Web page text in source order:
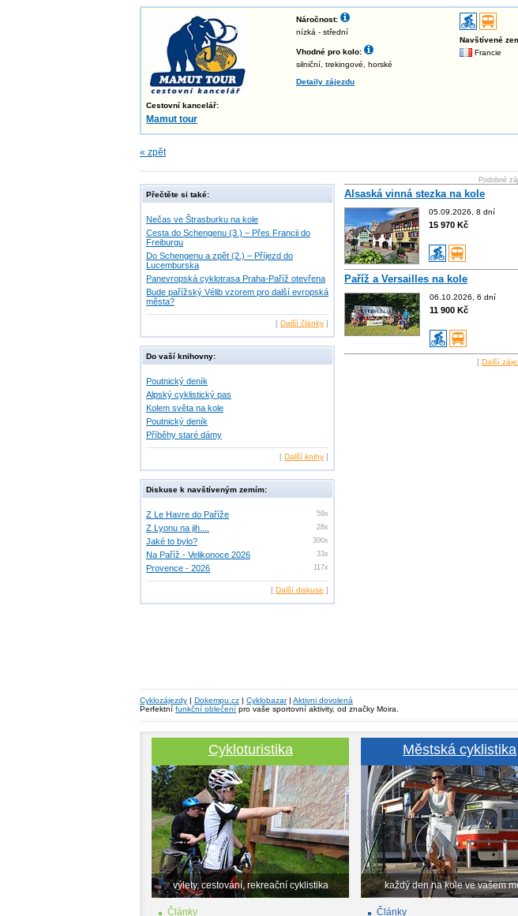
Cestovní kancelář:
Mamut tour
Náročnost:
nízká - střední
Vhodné pro kolo:
silniční, trekingové, horské
Detaily zájezdu
Navštívené
Francie
« zpět
Přečtěte si také:
Nečas ve Štrasburku na kole
Cesta do Schengenu (3.) – Přes Francii do
Freiburgu
Do Schengenu a zpět (2.) – Příjezd do
Lucemburska
Panevropská cyklotrasa Praha-Paříž otevřena
Bude pařížský Vélib vzorem pro další evropská
města?
[ Další články ]
Do vaší knihovny:
Poutnický deník
Alpský cyklistický pas
Kolem světa na kole
Poutnický deník
Příběhy staré dámy
[ Další knihy ]
Diskuse k navštíveným zemím:
Z Le Havre do Paříže 59x
Z Lyonu na jih.... 28x
Jaké to bylo? 300x
Na Paříž - Velikonoce 2026 33x
Provence - 2026 117x
[ Další diskuse ]
Podobné
Alsaská vinná stezka na kole
05.09.2026, 8 dní
15 970 Kč
Paříž a Versailles na kole
06.10.2026, 6 dní
11 900 Kč
[ Další
Cyklozájezdy | Dokempu.cz | Cyklobazar| Aktivni dovolená
Perfektní funkční oblečení pro vaše sportovní aktivity, od značky Moira.
Cykloturistika
výlety, cestování, rekreační cyklistika
Články
Městská cyklistika
každý den na kole ve vašem
Články